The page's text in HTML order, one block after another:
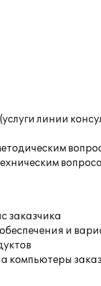
линии
заказчика
и
компьютеры